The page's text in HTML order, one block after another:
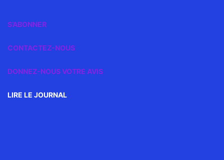
S’ABONNER
CONTACTEZ-NOUS
DONNEZ-NOUS VOTRE AVIS
LIRE LE JOURNAL